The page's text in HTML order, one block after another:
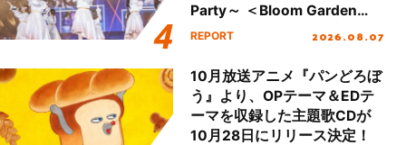
Party～ ＜Bloom Garden
Party Stage／埼玉公演＞”
REPORT 2026.08.07
10月放送アニメ『パンどろぼ
う』より、OPテーマ＆EDテ
ーマを収録した主題歌CDが
10月28日にリリース決定！